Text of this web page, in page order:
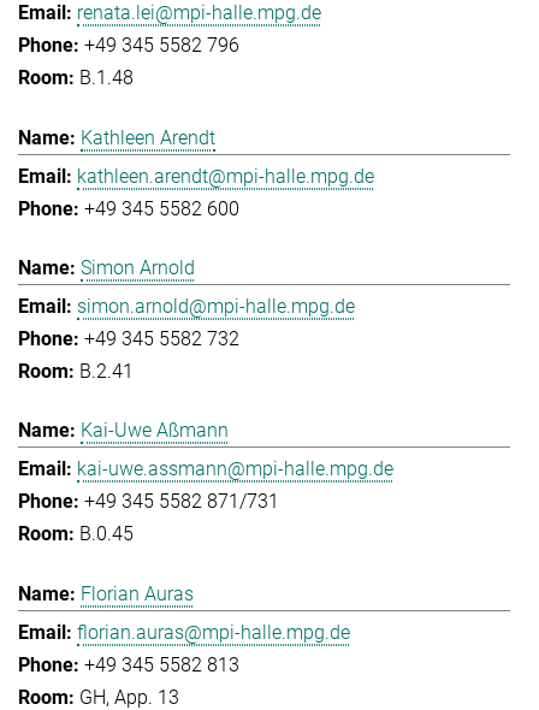
renata.lei@mpi-halle.mpg.de
+49 345 5582 796
B.1.48
Kathleen Arendt
kathleen.arendt@mpi-halle.mpg.de
+49 345 5582 600
Simon Arnold
simon.arnold@mpi-halle.mpg.de
+49 345 5582 732
B.2.41
Kai-Uwe Aßmann
kai-uwe.assmann@mpi-halle.mpg.de
+49 345 5582 871/731
B.0.45
Florian Auras
florian.auras@mpi-halle.mpg.de
+49 345 5582 813
GH, App. 13